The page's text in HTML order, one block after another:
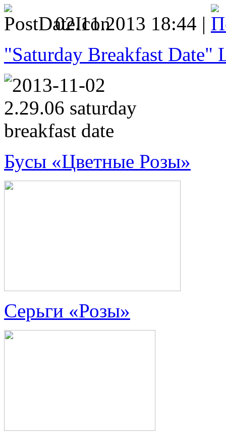
02.11.2013 18:44 |
"Saturday Breakfast Date"
Бусы «Цветные Розы»
Серьги «Розы»